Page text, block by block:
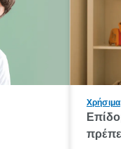
Χρήσιμα